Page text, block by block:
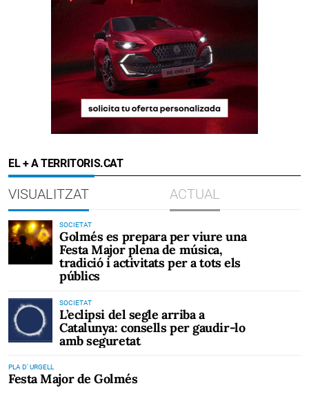
EL + A TERRITORIS.CAT
VISUALITZAT ACTUAL
SOCIETAT
Golmés es prepara per viure una
Festa Major plena de música,
tradició i activitats per a tots els
públics
SOCIETAT
L’eclipsi del segle arriba a
Catalunya: consells per gaudir-lo
amb seguretat
PLA D' URGELL
Festa Major de Golmés